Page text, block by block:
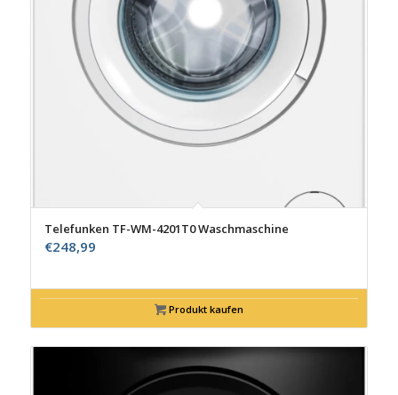
Telefunken TF-WM-4201T0 Waschmaschine
€248,99
Produkt kaufen